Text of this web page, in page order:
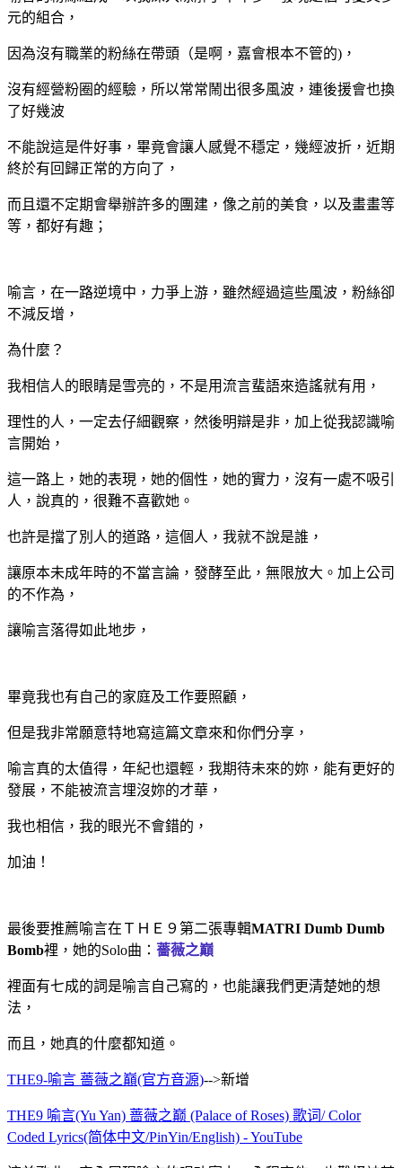
元的組合，
因為沒有職業的粉絲在帶頭（是啊，嘉會根本不管的)，
沒有經營粉圈的經驗，所以常常鬧出很多風波，連後援會也換
了好幾波
不能說這是件好事，畢竟會讓人感覺不穩定，幾經波折，近期
終於有回歸正常的方向了，
而且還不定期會舉辦許多的團建，像之前的美食，以及畫畫等
等，都好有趣；
喻言，在一路逆境中，力爭上游，雖然經過這些風波，粉絲卻
不減反增，
為什麼？
我相信人的眼睛是雪亮的，不是用流言蜚語來造謠就有用，
理性的人，一定去仔細觀察，然後明辯是非，加上從我認識喻
言開始，
這一路上，她的表現，她的個性，她的實力，沒有一處不吸引
人，說真的，很難不喜歡她。
也許是擋了別人的道路，這個人，我就不說是誰，
讓原本未成年時的不當言論，發酵至此，無限放大。加上公司
的不作為，
讓喻言落得如此地步，
畢竟我也有自己的家庭及工作要照顧，
但是我非常願意特地寫這篇文章來和你們分享，
喻言真的太值得，年紀也還輕，我期待未來的妳，能有更好的
發展，不能被流言埋沒妳的才華，
我也相信，我的眼光不會錯的，
加油！
最後要推薦喻言在ＴＨＥ９第二張專輯MATRI Dumb Dumb
Bomb裡，她的Solo曲： 薔薇之巔
裡面有七成的詞是喻言自己寫的，也能讓我們更清楚她的想
法，
而且，她真的什麼都知道。
THE9-喻言 薔薇之巔(官方音源)-->新增
THE9 喻言(Yu Yan) 蔷薇之巅 (Palace of Roses) 歌词/ Color
Coded Lyrics(简体中文/PinYin/English) - YouTube